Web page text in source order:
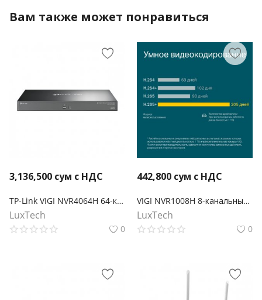
Вам также может понравиться
3,136,500 сум с НДС
TP-Link VIGI NVR4064H 64-канальный сетевой видеорегистратор
LuxTech
0
442,800 сум с НДС
VIGI NVR1008H 8-канальный сетевой видеорегистратор
LuxTech
0